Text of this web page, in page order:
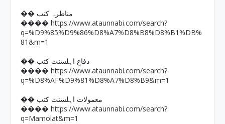
�� مناظرہ کتب
���� https://www.ataunnabi.com/search?
q=%D9%85%D9%86%D8%A7%D8%B8%D8%B1%DB%
81&m=1
�� دفاع اہلسنت کتب
���� https://www.ataunnabi.com/search?
q=%D8%AF%D9%81%D8%A7%D8%B9&m=1
�� معمولات اہلسنت کتب
���� https://www.ataunnabi.com/search?
q=Mamolat&m=1